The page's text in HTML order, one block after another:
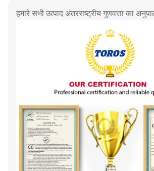
हमारे सभी उत्पाद अंतरराष्ट्रीय गुणवत्ता का